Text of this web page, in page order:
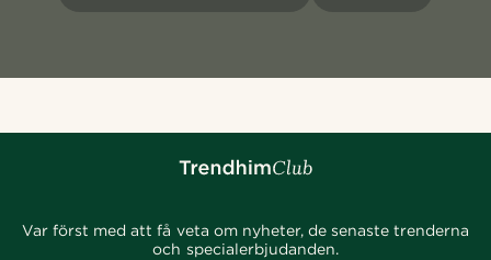
Var först med att få veta om nyheter, de senaste trenderna
och specialerbjudanden.